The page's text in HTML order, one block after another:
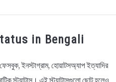
BENGALI WISHES
BENGALI STORIES
status in Bengali
ইনস্টাগ্রাম, হোয়াটসঅ্যাপ ইত্যাদির